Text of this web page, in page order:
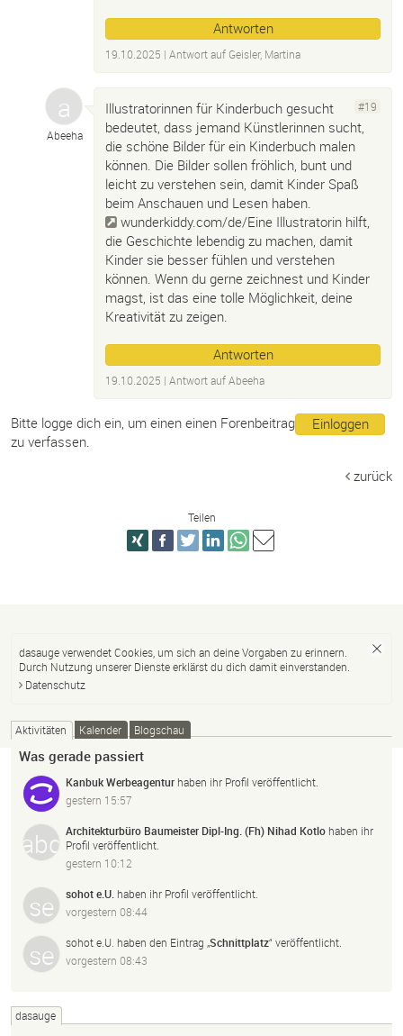
Antworten
19.10.2025 | Antwort auf Geisler, Martina
Abeeha
#19
Illustratorinnen für Kinderbuch gesucht
bedeutet, dass jemand Künstlerinnen sucht,
die schöne Bilder für ein Kinderbuch malen
können. Die Bilder sollen fröhlich, bunt und
leicht zu verstehen sein, damit Kinder Spaß
beim Anschauen und Lesen haben.
wunderkiddy.com/de/Eine Illustratorin hilft,
die Geschichte lebendig zu machen, damit
Kinder sie besser fühlen und verstehen
können. Wenn du gerne zeichnest und Kinder
magst, ist das eine tolle Möglichkeit, deine
Kreativität zu zeigen.
Antworten
19.10.2025 | Antwort aufAbeeha
Einloggen
Bitte logge dich ein, um einen einen Forenbeitrag
zu verfassen.
zurück
Teilen
dasauge verwendet Cookies, um sich an deine Vorgaben zu erinnern.
Durch Nutzung unserer Dienste erklärst du dich damit einverstanden.
Datenschutz
Aktivitäten Kalender Blogschau
Was gerade passiert
Kanbuk Werbeagentur haben ihr Profil veröffentlicht.
gestern 15:57
Architekturbüro Baumeister Dipl-Ing. (Fh) Nihad Kotlo haben ihr
Profil veröffentlicht.
gestern 10:12
sohot e.U. haben ihr Profil veröffentlicht.
vorgestern 08:44
sohot e.U. haben den Eintrag „Schnittplatz“ veröffentlicht.
vorgestern 08:43
dasauge